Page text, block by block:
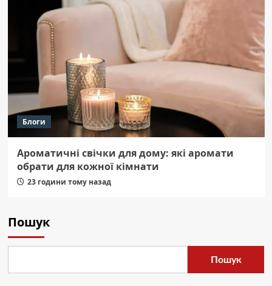
Блоги
Ароматичні свічки для дому: які аромати
обрати для кожної кімнати
23 години тому назад
Пошук
Пошук